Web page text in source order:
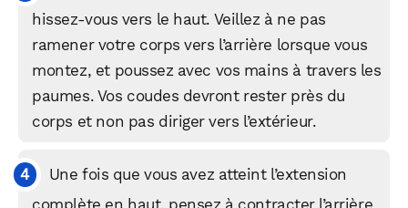
hissez-vous vers le haut. Veillez à ne pas
ramener votre corps vers l’arrière lorsque vous
montez, et poussez avec vos mains à travers les
paumes. Vos coudes devront rester près du
corps et non pas diriger vers l’extérieur.
Une fois que vous avez atteint l’extension
complète en haut, pensez à contracter l’arrière